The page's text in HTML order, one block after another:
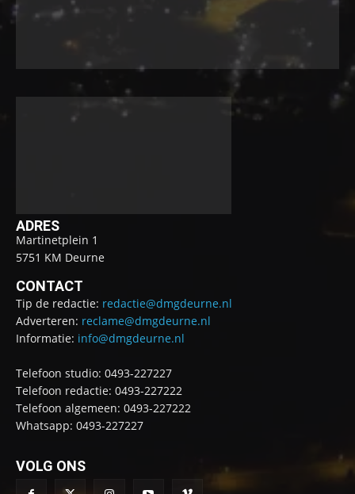
ADRES
Martinetplein 1
5751 KM Deurne
CONTACT
Tip de redactie: redactie@dmgdeurne.nl
Adverteren: reclame@dmgdeurne.nl
Informatie: info@dmgdeurne.nl
Telefoon studio: 0493-227227
Telefoon redactie: 0493-227222
Telefoon algemeen: 0493-227222
Whatsapp: 0493-227227
VOLG ONS